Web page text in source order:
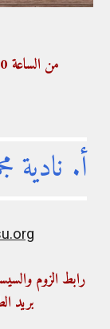
من الساعة 5:00 - 5:45 مساءً يومي الإثنين والإربعاء
أ. نادية
بريد